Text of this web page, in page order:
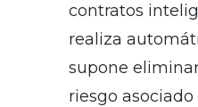
contratos
realiza
supone
riesgo